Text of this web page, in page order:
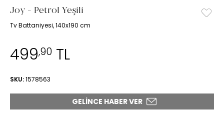
Joy - Petrol Yeşili
Tv Battaniyesi, 140x190 cm
499,90 TL
SKU:1578563
GELINCE HABER VER